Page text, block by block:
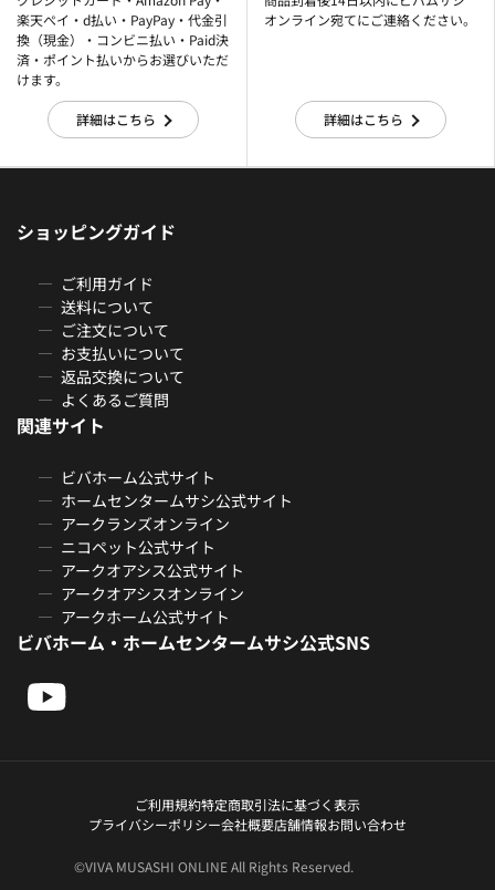
楽天ぺイ・d払い・PayPay・代金引
換（現金）・コンビニ払い・Paid決
済・ポイント払いからお選びいただ
けます。
詳細はこちら
オンライン宛てにご連絡ください。
詳細はこちら
ショッピングガイド
ご利用ガイド
送料について
ご注文について
お支払いについて
返品交換について
よくあるご質問
関連サイト
ビバホーム公式サイト
ホームセンタームサシ公式サイト
アークランズオンライン
ニコペット公式サイト
アークオアシス公式サイト
アークオアシスオンライン
アークホーム公式サイト
ビバホーム・ホームセンタームサシ公式SNS
ご利用規約特定商取引法に基づく表示
プライバシーポリシー会社概要店舗情報お問い合わせ
©VIVA MUSASHI ONLINE All Rights Reserved.